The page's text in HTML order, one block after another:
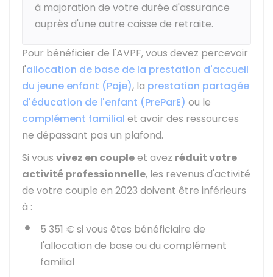
à majoration de votre durée d'assurance
auprès d'une autre caisse de retraite.
Pour bénéficier de l'AVPF, vous devez percevoir
l'allocation de base de la prestation d'accueil
du jeune enfant (Paje), la prestation partagée
d'éducation de l'enfant (PreParE) ou le
complément familial et avoir des ressources
ne dépassant pas un plafond.
Si vous vivez en coupleet avez réduit votre
activité professionnelle, les revenus d'activité
de votre couple en 2023 doivent être inférieurs
à :
5 351 € si vous êtes bénéficiaire de
l'allocation de base ou du complément
familial